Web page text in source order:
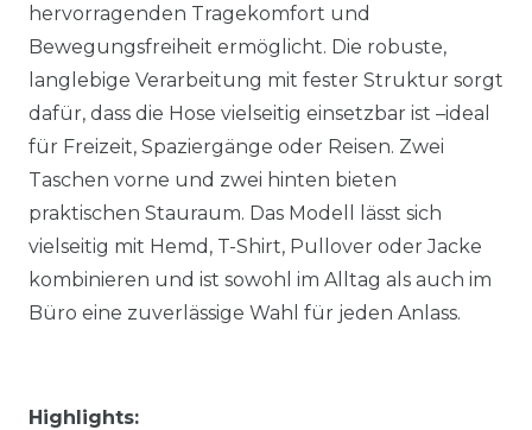
hervorragenden Tragekomfort und
Bewegungsfreiheit ermöglicht. Die robuste,
langlebige Verarbeitung mit fester Struktur sorgt
dafür, dass die Hose vielseitig einsetzbar ist –ideal
für Freizeit, Spaziergänge oder Reisen. Zwei
Taschen vorne und zwei hinten bieten
praktischen Stauraum. Das Modell lässt sich
vielseitig mit Hemd, T-Shirt, Pullover oder Jacke
kombinieren und ist sowohl im Alltag als auch im
Büro eine zuverlässige Wahl für jeden Anlass.
Highlights: